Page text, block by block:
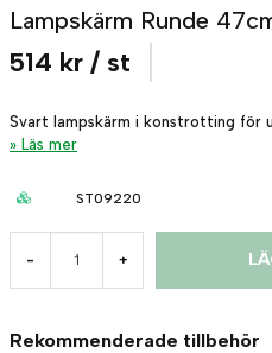
Lampskärm Runde
514 kr / st
Svart lampskärm i konstrotting för
Läs mer
ST09220
- +
Rekommenderade tillbehör